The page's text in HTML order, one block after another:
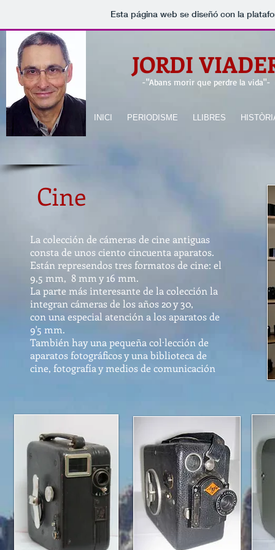
Esta página web se diseñó con la
JORDI
-"Abans morir que perdre la vida"-
INICI PERIODISME LLIBRES
Cine
La colección de cámeras de cine antiguas
consta de unos ciento cincuenta aparatos.
Están represendos tres formatos de cine: el
9,5 mm, 8 mm y 16 mm.
La parte más interesante de la colección la
integran cámeras de los años 20 y 30,
con una especial atención a los aparatos de
9'5 mm.
También hay una pequeña col·lección de
aparatos fotográficos y una biblioteca de
cine, fotografía y medios de comunicación